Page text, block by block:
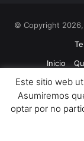
© Copyright
Inicio
Política
Este sitio web
Asumiremos
optar por no